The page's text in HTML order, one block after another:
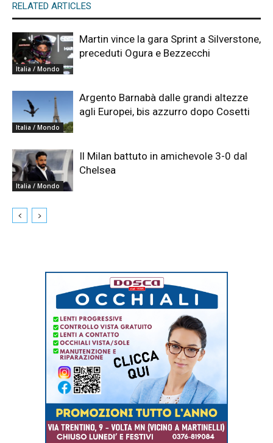
RELATED ARTICLES
Italia / Mondo
Martin vince la gara Sprint a Silverstone,
preceduti Ogura e Bezzecchi
Italia / Mondo
Argento Barnabà dalle grandi altezze
agli Europei, bis azzurro dopo Cosetti
Italia / Mondo
Il Milan battuto in amichevole 3-0 dal
Chelsea